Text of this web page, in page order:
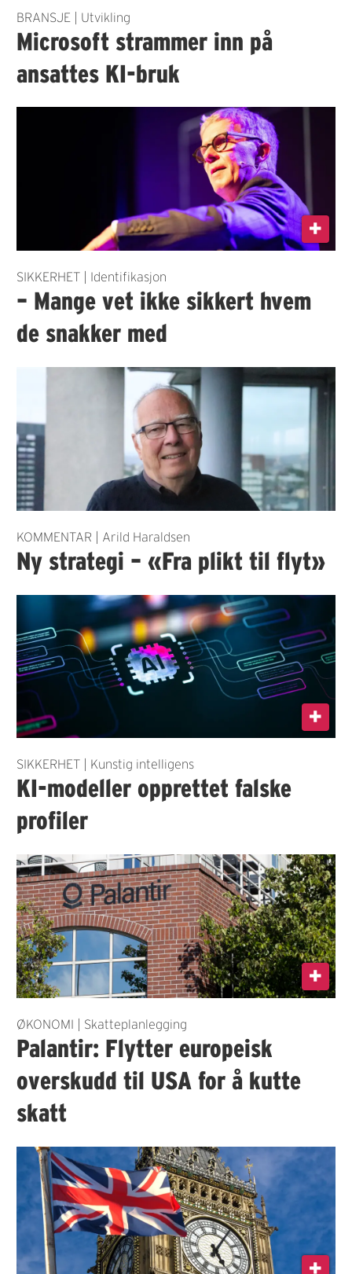
BRANSJE | Utvikling
Microsoft strammer inn på
ansattes KI-bruk
SIKKERHET | Identifikasjon
– Mange vet ikke sikkert hvem
de snakker med
KOMMENTAR | Arild Haraldsen
Ny strategi – «Fra plikt til flyt»
SIKKERHET | Kunstig intelligens
KI-modeller opprettet falske
profiler
ØKONOMI | Skatteplanlegging
Palantir: Flytter europeisk
overskudd til USA for å kutte
skatt